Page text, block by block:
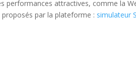
performances attractives, comme la
par la plateforme : simulateur